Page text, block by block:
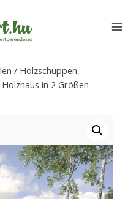
/ Holzschuppen,
Holzhaus in 2 Größen